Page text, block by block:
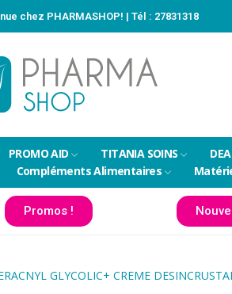
chez PHARMASHOP! | Tél : 27831318
PROMO AID TITANIA SOINS
Compléments Alimentaires
Promos !
GLYCOLIC+ CREME